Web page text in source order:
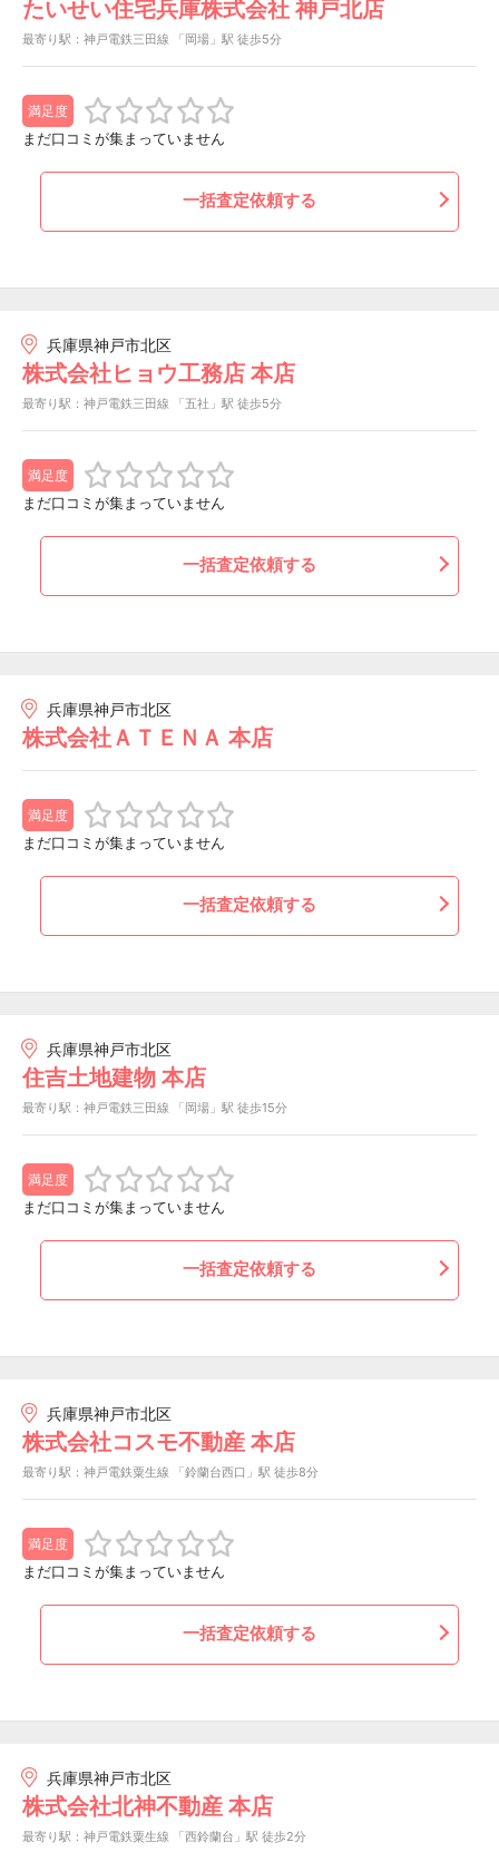
たいせい住宅兵庫株式会社 神戸北店
最寄り駅：神戸電鉄三田線 「岡場」駅 徒歩5分
満足度
まだ口コミが集まっていません
一括査定依頼する
兵庫県神戸市北区
株式会社ヒョウ工務店 本店
最寄り駅：神戸電鉄三田線 「五社」駅 徒歩5分
満足度
まだ口コミが集まっていません
一括査定依頼する
兵庫県神戸市北区
株式会社ＡＴＥＮＡ 本店
満足度
まだ口コミが集まっていません
一括査定依頼する
兵庫県神戸市北区
住吉土地建物 本店
最寄り駅：神戸電鉄三田線 「岡場」駅 徒歩15分
満足度
まだ口コミが集まっていません
一括査定依頼する
兵庫県神戸市北区
株式会社コスモ不動産 本店
最寄り駅：神戸電鉄粟生線 「鈴蘭台西口」駅 徒歩8分
満足度
まだ口コミが集まっていません
一括査定依頼する
兵庫県神戸市北区
株式会社北神不動産 本店
最寄り駅：神戸電鉄粟生線 「西鈴蘭台」駅 徒歩2分